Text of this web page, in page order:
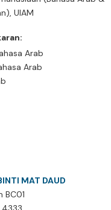
UIAM
Arab
Arab
MAT DAUD
BC01